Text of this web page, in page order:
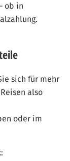
ob in
sich für mehr
also
oder im